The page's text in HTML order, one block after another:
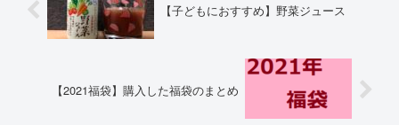
【子どもにおすすめ】野菜ジュース
【2021福袋】購入した福袋のまとめ